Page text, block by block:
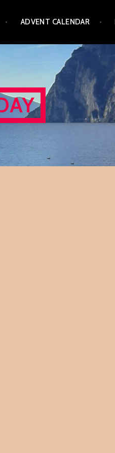
ADVENT CALENDAR